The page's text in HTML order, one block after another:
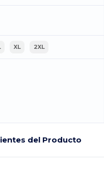
XL 2XL
del Producto